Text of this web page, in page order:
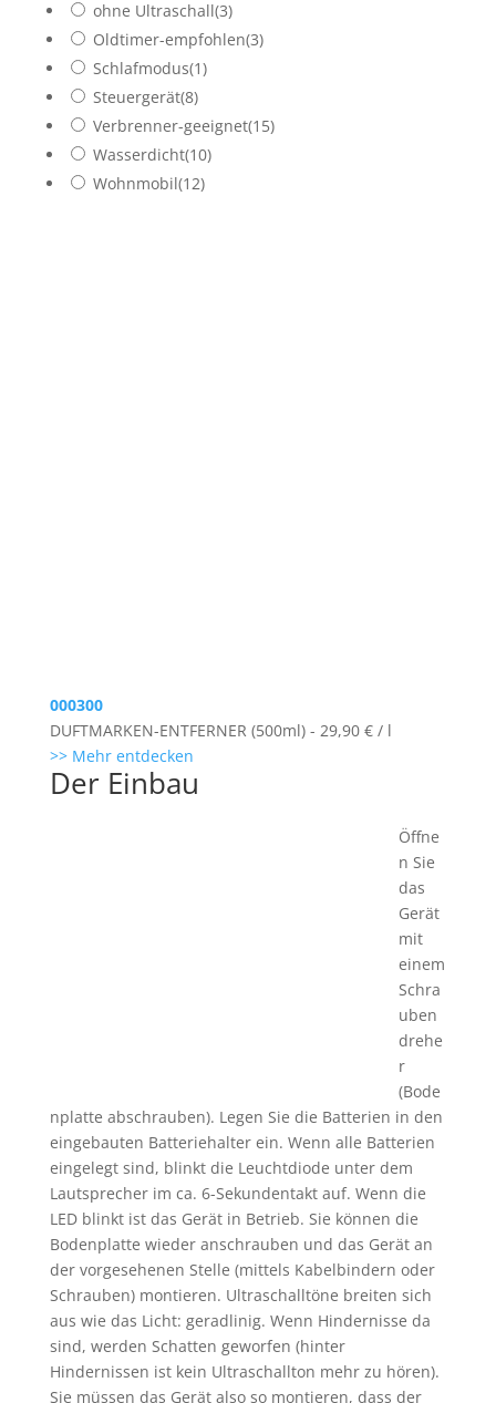
ohne Ultraschall(3)
Oldtimer-empfohlen(3)
Schlafmodus(1)
Steuergerät(8)
Verbrenner-geeignet(15)
Wasserdicht(10)
Wohnmobil(12)
000300
DUFTMARKEN-ENTFERNER (500ml) - 29,90 € / l
>> Mehr entdecken
Der Einbau
Öffne
n Sie
das
Gerät
mit
einem
Schra
uben
drehe
r
(Bode
nplatte abschrauben). Legen Sie die Batterien in den
eingebauten Batteriehalter ein. Wenn alle Batterien
eingelegt sind, blinkt die Leuchtdiode unter dem
Lautsprecher im ca. 6-Sekundentakt auf. Wenn die
LED blinkt ist das Gerät in Betrieb. Sie können die
Bodenplatte wieder anschrauben und das Gerät an
der vorgesehenen Stelle (mittels Kabelbindern oder
Schrauben) montieren. Ultraschalltöne breiten sich
aus wie das Licht: geradlinig. Wenn Hindernisse da
sind, werden Schatten geworfen (hinter
Hindernissen ist kein Ultraschallton mehr zu hören).
Sie müssen das Gerät also so montieren, dass der